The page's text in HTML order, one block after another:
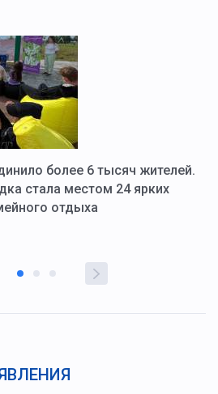
более 6 тысяч жителей.
стала местом 24 ярких
отдыха